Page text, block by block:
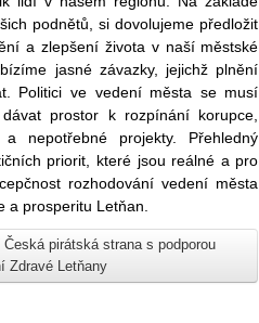
podnětů, si dovolujeme předložit
a zlepšení života v naší městské
jasné závazky, jejichž plnění
Politici ve vedení města se musí
prostor k rozpínání korupce,
nepotřebné projekty. Přehledný
priorit, které jsou reálné a pro
rozhodování vedení města
a prosperitu Letňan.
pirátská strana s podporou
Zdravé Letňany